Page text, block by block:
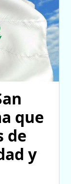
que
de
y